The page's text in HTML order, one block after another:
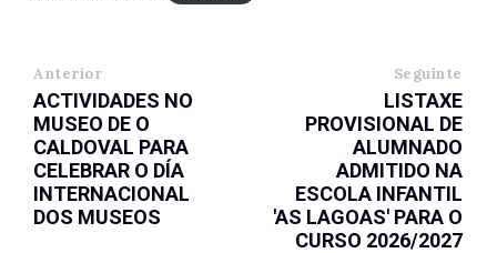
Anterior
ACTIVIDADES NO
MUSEO DE O
CALDOVAL PARA
CELEBRAR O DÍA
INTERNACIONAL
DOS MUSEOS
Seguinte
LISTAXE
PROVISIONAL DE
ALUMNADO
ADMITIDO NA
ESCOLA INFANTIL
'AS LAGOAS' PARA O
CURSO 2026/2027